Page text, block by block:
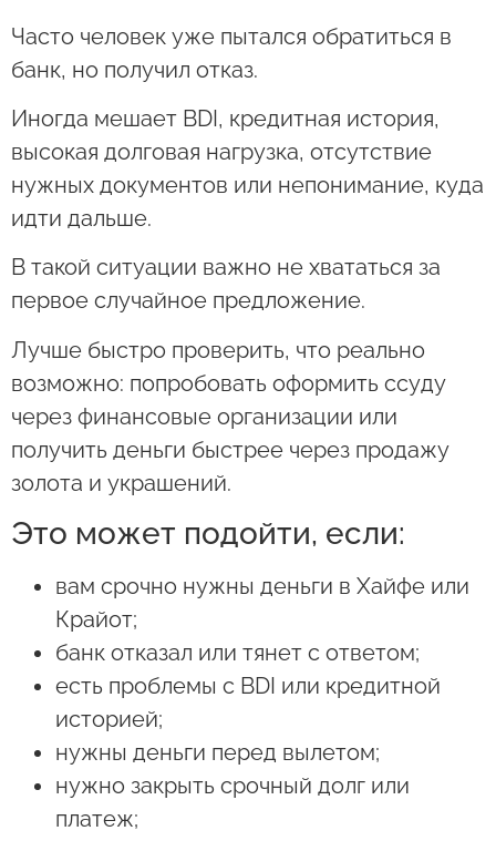
Часто человек уже пытался обратиться в
банк, но получил отказ.
Иногда мешает BDI, кредитная история,
высокая долговая нагрузка, отсутствие
нужных документов или непонимание, куда
идти дальше.
В такой ситуации важно не хвататься за
первое случайное предложение.
Лучше быстро проверить, что реально
возможно: попробовать оформить ссуду
через финансовые организации или
получить деньги быстрее через продажу
золота и украшений.
Это может подойти, если:
вам срочно нужны деньги в Хайфе или
Крайот;
банк отказал или тянет с ответом;
есть проблемы с BDI или кредитной
историей;
нужны деньги перед вылетом;
нужно закрыть срочный долг или
платеж;